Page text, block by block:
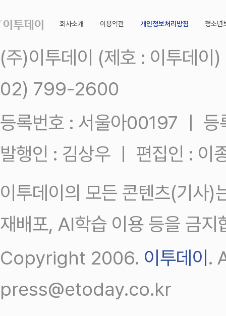
회사소개 이용약관 개인정보처리방침 청소년
(주)이투데이 (제호 : 이투데
02) 799-2600
등록번호 : 서울아00197 ㅣ
발행인 : 김상우 ㅣ 편집인 : 이
이투데이의 모든 콘텐츠(기사)
재배포, AI학습 이용 등을 금지
Copyright 2006. 이투데이.
press@etoday.co.kr